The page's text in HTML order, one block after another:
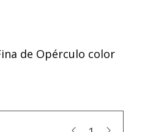
de Opérculo color